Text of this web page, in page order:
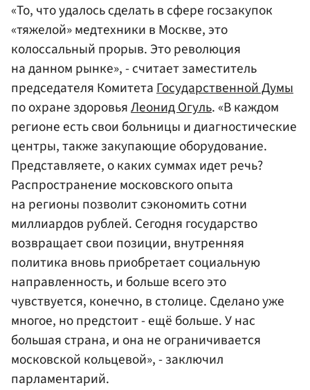
«То, что удалось сделать в сфере госзакупок
«тяжелой» медтехники в Москве, это
колоссальный прорыв. Это революция
на данном рынке», - считает заместитель
председателя КомитетаГосударственной Думы
по охране здоровьяЛеонид Огуль. «В каждом
регионе есть свои больницы и диагностические
центры, также закупающие оборудование.
Представляете, о каких суммах идет речь?
Распространение московского опыта
на регионы позволит сэкономить сотни
миллиардов рублей. Сегодня государство
возвращает свои позиции, внутренняя
политика вновь приобретает социальную
направленность, и больше всего это
чувствуется, конечно, в столице. Сделано уже
многое, но предстоит - ещё больше. У нас
большая страна, и она не ограничивается
московской кольцевой», - заключил
парламентарий.